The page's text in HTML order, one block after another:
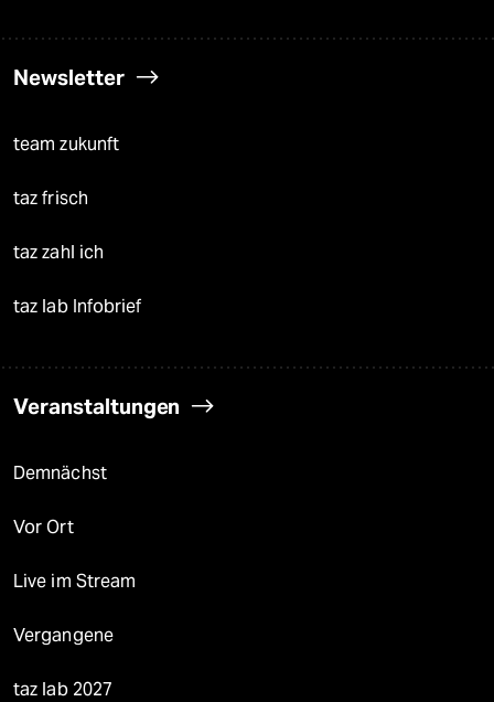
Newsletter
team zukunft
taz frisch
taz zahl ich
taz lab Infobrief
Veranstaltungen
Demnächst
Vor Ort
Live im Stream
Vergangene
taz lab 2027